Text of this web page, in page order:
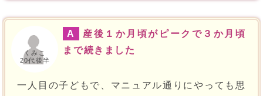
くみこ
20代後半
A
産後１か月頃がピークで３か月頃
まで続きました
一人目の子どもで、マニュアル通りにやっても思